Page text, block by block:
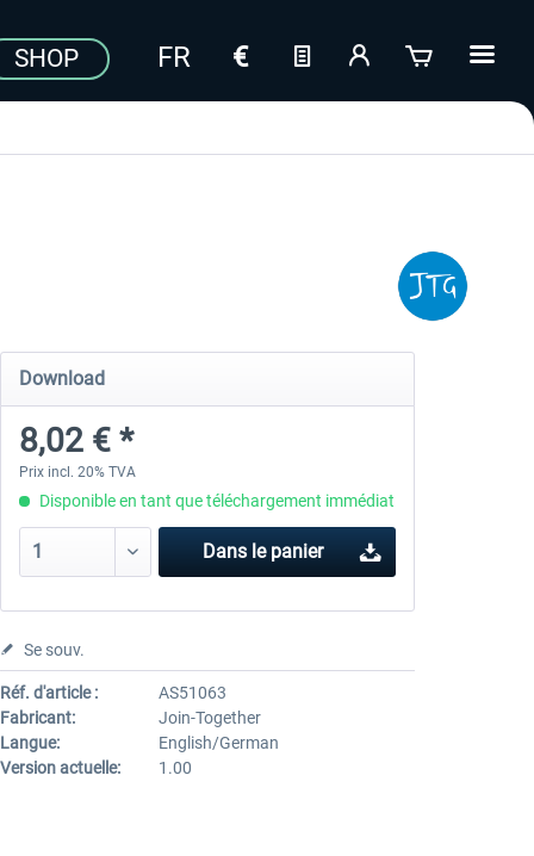
SHOP
Download
8,02 € *
Prix incl. 20% TVA
Disponible en tant que téléchargement immédiat
Dans le panier
Se souv.
Réf. d'article :
AS51063
Fabricant:
Join-Together
Langue:
English/German
Version actuelle:
1.00